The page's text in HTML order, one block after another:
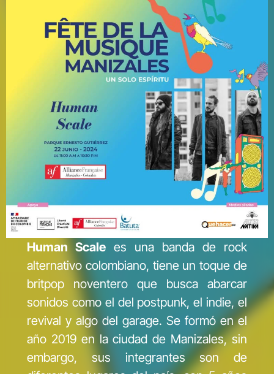
Human Scale es una banda de rock
alternativo colombiano, tiene un toque de
britpop noventero que busca abarcar
sonidos como el del postpunk, el indie, el
revival y algo del garage. Se formó en el
año 2019 en la ciudad de Manizales, sin
embargo, sus integrantes son de